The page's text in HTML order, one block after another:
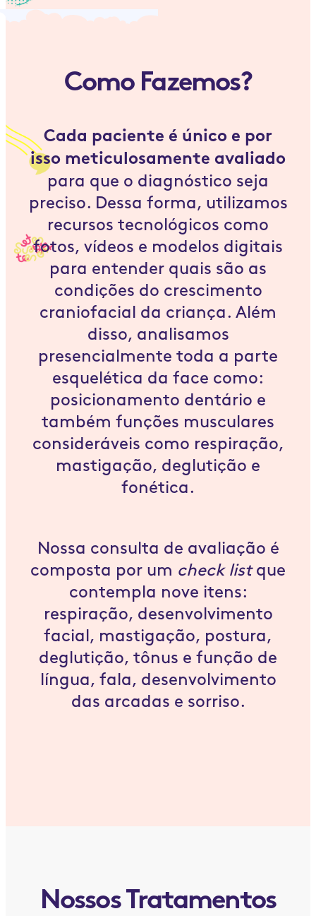
Como Fazemos?
Cada paciente é único e por
isso meticulosamente avaliado
para que o diagnóstico seja
preciso. Dessa forma, utilizamos
recursos tecnológicos como
fotos, vídeos e modelos digitais
para entender quais são as
condições do crescimento
craniofacial da criança. Além
disso, analisamos
presencialmente toda a parte
esquelética da face como:
posicionamento dentário e
também funções musculares
consideráveis como respiração,
mastigação, deglutição e
fonética.
Nossa consulta de avaliação é
composta por um check listque
contempla nove itens:
respiração, desenvolvimento
facial, mastigação, postura,
deglutição, tônus e função de
língua, fala, desenvolvimento
das arcadas e sorriso.
Nossos Tratamentos